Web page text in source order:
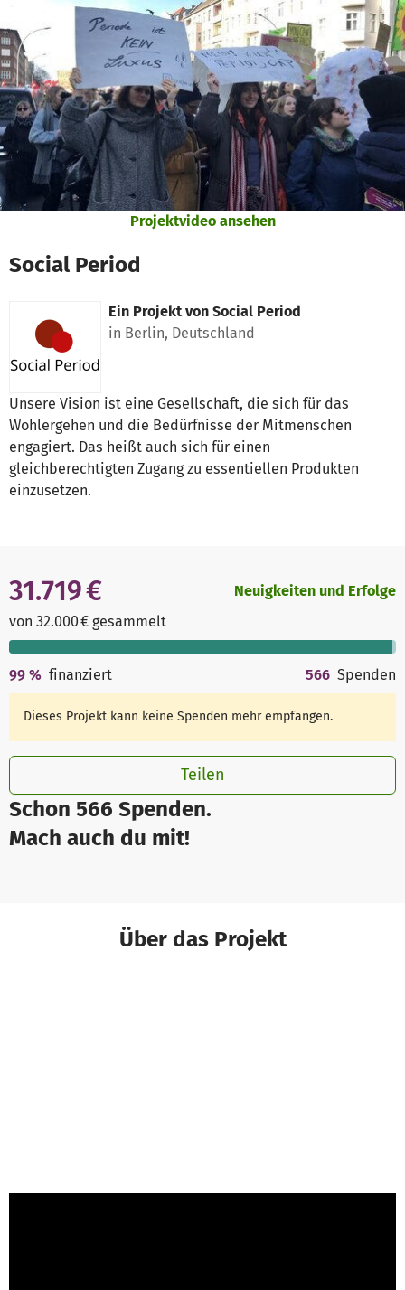
Zum Hauptinhalt springen
Erklärung zur Barrierefreiheit anzeigen
Projektvideo ansehen
Social Period
Ein Projekt von Social Period
in Berlin, Deutschland
Unsere Vision ist eine Gesellschaft, die sich für das
Wohlergehen und die Bedürfnisse der Mitmenschen
engagiert. Das heißt auch sich für einen
gleichberechtigten Zugang zu essentiellen Produkten
einzusetzen.
Schon 566 Spenden.
Mach auch du mit!
31.719 €
von 32.000 € gesammelt
Neuigkeiten und Erfolge
99 % finanziert 566 Spenden
Dieses Projekt kann keine Spenden mehr empfangen.
Teilen
Über das Projekt